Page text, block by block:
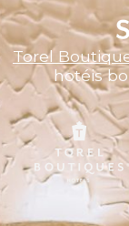
Torel
hotéis